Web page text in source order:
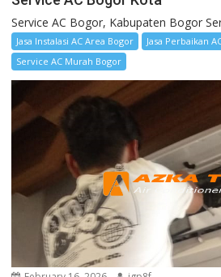
Service AC Bogor, Kabupaten Bogor
Jasa Instalasi AC Area Bogor
Jasa Perbaikan
Service AC Murah Bogor